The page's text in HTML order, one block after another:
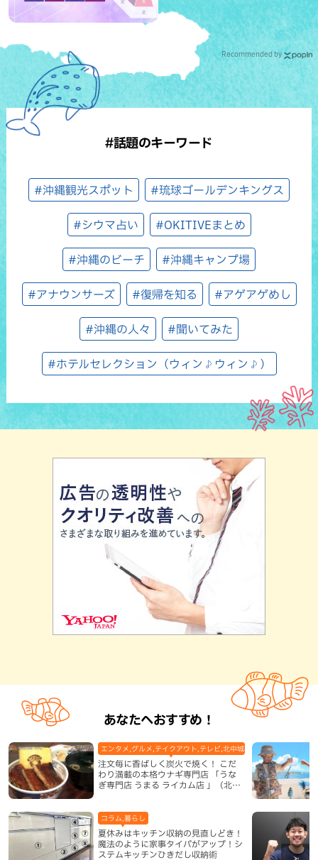
Recommended by
#話題のキーワード
#沖縄観光スポット #琉球ゴールデンキングス
#シウマ占い #OKITIVEまとめ
#沖縄のビーチ #沖縄キャンプ場
#アナウンサーズ #復帰を知る #アゲアゲめし
#沖縄の人々 #聞いてみた
#ホテルセレクション（ウィン♪ウィン♪）
あなたへおすすめ！
注文毎に香ばしく炭火で焼く！ こだ
わり満載の本格ウナギ専門店 「うな
ぎ専門店 うまる ライカム店 」（北中
エンタメ,グルメ,テイクアウト,テレビ,北中城村,和食・日本料理,地
夏休みはキッチン収納の見直しどき！
魔法のように家事タイパがアップ！シ
ステムキッチンひきだし収納術
コラム,暮らし